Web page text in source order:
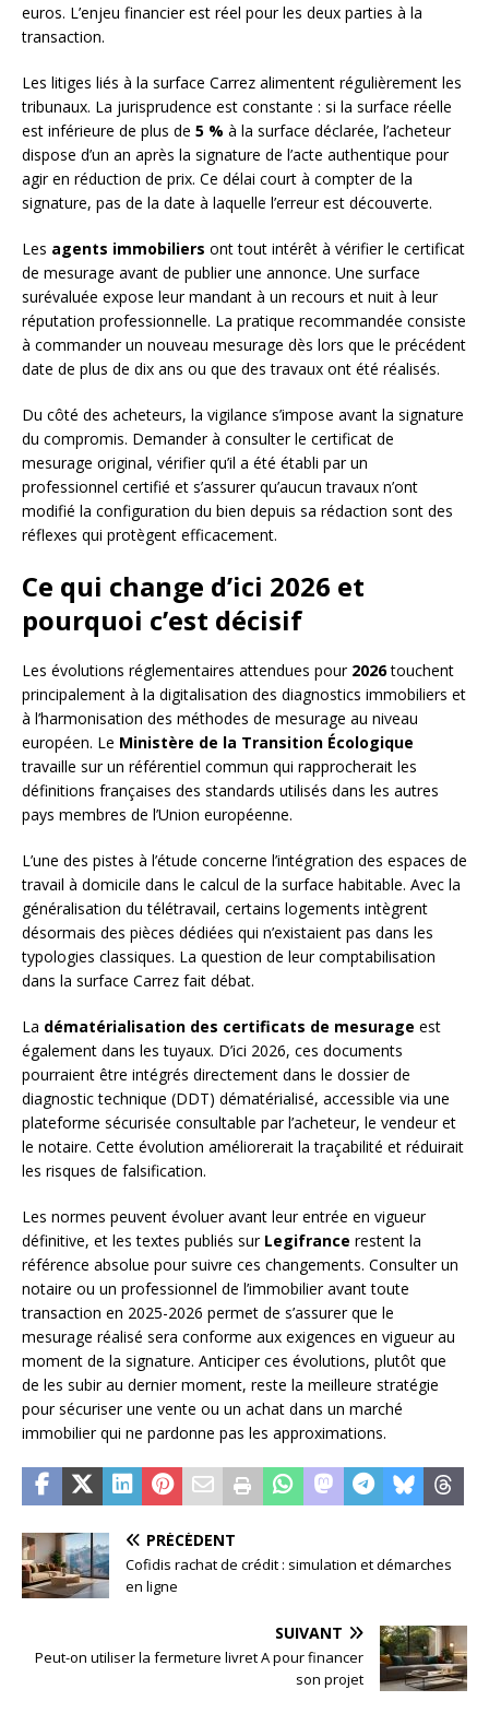
euros. L’enjeu financier est réel pour les deux parties à la
transaction.
Les litiges liés à la surface Carrez alimentent régulièrement les
tribunaux. La jurisprudence est constante : si la surface réelle
est inférieure de plus de 5 % à la surface déclarée, l’acheteur
dispose d’un an après la signature de l’acte authentique pour
agir en réduction de prix. Ce délai court à compter de la
signature, pas de la date à laquelle l’erreur est découverte.
Les agents immobiliers ont tout intérêt à vérifier le certificat
de mesurage avant de publier une annonce. Une surface
surévaluée expose leur mandant à un recours et nuit à leur
réputation professionnelle. La pratique recommandée consiste
à commander un nouveau mesurage dès lors que le précédent
date de plus de dix ans ou que des travaux ont été réalisés.
Du côté des acheteurs, la vigilance s’impose avant la signature
du compromis. Demander à consulter le certificat de
mesurage original, vérifier qu’il a été établi par un
professionnel certifié et s’assurer qu’aucun travaux n’ont
modifié la configuration du bien depuis sa rédaction sont des
réflexes qui protègent efficacement.
Ce qui change d’ici 2026 et
pourquoi c’est décisif
Les évolutions réglementaires attendues pour 2026touchent
principalement à la digitalisation des diagnostics immobiliers et
à l’harmonisation des méthodes de mesurage au niveau
européen. Le Ministère de la Transition Écologique
travaille sur un référentiel commun qui rapprocherait les
définitions françaises des standards utilisés dans les autres
pays membres de l’Union européenne.
L’une des pistes à l’étude concerne l’intégration des espaces de
travail à domicile dans le calcul de la surface habitable. Avec la
généralisation du télétravail, certains logements intègrent
désormais des pièces dédiées qui n’existaient pas dans les
typologies classiques. La question de leur comptabilisation
dans la surface Carrez fait débat.
La dématérialisation des certificats de mesurage est
également dans les tuyaux. D’ici 2026, ces documents
pourraient être intégrés directement dans le dossier de
diagnostic technique (DDT) dématérialisé, accessible via une
plateforme sécurisée consultable par l’acheteur, le vendeur et
le notaire. Cette évolution améliorerait la traçabilité et réduirait
les risques de falsification.
Les normes peuvent évoluer avant leur entrée en vigueur
définitive, et les textes publiés sur Legifrance restent la
référence absolue pour suivre ces changements. Consulter un
notaire ou un professionnel de l’immobilier avant toute
transaction en 2025-2026 permet de s’assurer que le
mesurage réalisé sera conforme aux exigences en vigueur au
moment de la signature. Anticiper ces évolutions, plutôt que
de les subir au dernier moment, reste la meilleure stratégie
pour sécuriser une vente ou un achat dans un marché
immobilier qui ne pardonne pas les approximations.
PRÉCÉDENT
Cofidis rachat de crédit : simulation et démarches
en ligne
SUIVANT
Peut-on utiliser la fermeture livret A pour financer
son projet